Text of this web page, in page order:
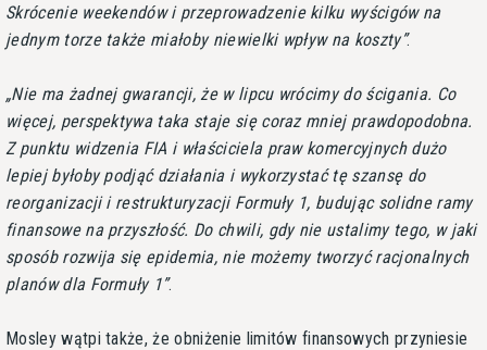
Skrócenie weekendów i przeprowadzenie kilku wyścigów na
jednym torze także miałoby niewielki wpływ na koszty .
Nie ma żadnej gwarancji, że w lipcu wrócimy do ścigania. Co
więcej, perspektywa taka staje się coraz mniej prawdopodobna.
Z punktu widzenia FIA i właściciela praw komercyjnych dużo
lepiej byłoby podjąć działania i wykorzystać tę szansę do
reorganizacji i restrukturyzacji Formuły 1, budując solidne ramy
finansowe na przyszłość. Do chwili, gdy nie ustalimy tego, w jaki
sposób rozwija się epidemia, nie możemy tworzyć racjonalnych
planów dla Formuły 1 .
Mosley wątpi także, że obniżenie limitów finansowych przyniesie